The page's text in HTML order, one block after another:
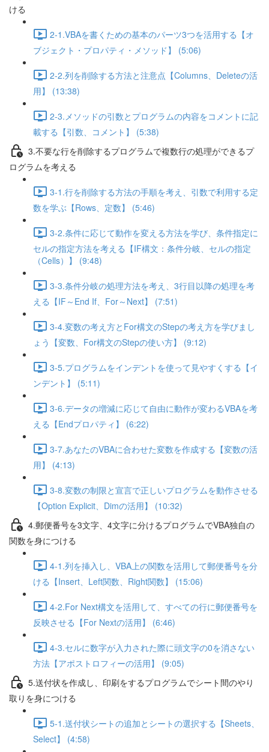
ける
2-1.VBAを書くための基本のパーツ3つを活用する【オ
ブジェクト・プロパティ・メソッド】 (5:06)
2-2.列を削除する方法と注意点【Columns、Deleteの活
用】 (13:38)
2-3.メソッドの引数とプログラムの内容をコメントに記
載する【引数、コメント】 (5:38)
3.不要な行を削除するプログラムで複数行の処理ができるプ
ログラムを考える
3-1.行を削除する方法の手順を考え、引数で利用する定
数を学ぶ【Rows、定数】 (5:46)
3-2.条件に応じて動作を変える方法を学び、条件指定に
セルの指定方法を考える【IF構文：条件分岐、セルの指定
（Cells）】 (9:48)
3-3.条件分岐の処理方法を考え、3行目以降の処理を考
える【IF～End If、For～Next】 (7:51)
3-4.変数の考え方とFor構文のStepの考え方を学びまし
ょう【変数、For構文のStepの使い方】 (9:12)
3-5.プログラムをインデントを使って見やすくする【イ
ンデント】 (5:11)
3-6.データの増減に応じて自由に動作が変わるVBAを考
える【Endプロパティ】 (6:22)
3-7.あなたのVBAに合わせた変数を作成する【変数の活
用】 (4:13)
3-8.変数の制限と宣言で正しいプログラムを動作させる
【Option Explicit、Dimの活用】 (10:32)
4.郵便番号を3文字、4文字に分けるプログラムでVBA独自の
関数を身につける
4-1.列を挿入し、VBA上の関数を活用して郵便番号を分
ける【Insert、Left関数、Right関数】 (15:06)
4-2.For Next構文を活用して、すべての行に郵便番号を
反映させる【For Nextの活用】 (6:46)
4-3.セルに数字が入力された際に頭文字の0を消さない
方法【アポストロフィーの活用】 (9:05)
5.送付状を作成し、印刷をするプログラムでシート間のやり
取りを身につける
5-1.送付状シートの追加とシートの選択する【Sheets、
Select】 (4:58)